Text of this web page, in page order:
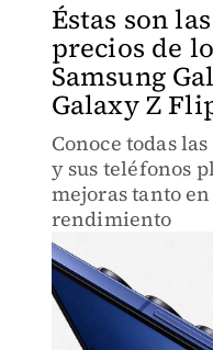
Éstas son
precios de
Samsung
Galaxy Z
Conoce todas
y sus teléfonos
mejoras tanto
rendimiento